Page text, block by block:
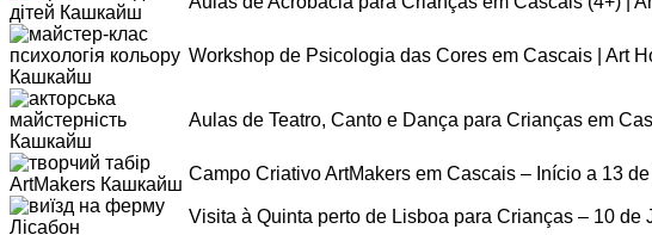
Workshop de Psicologia das Cores em Cascais | Art
Aulas de Teatro, Canto e Dança para Crianças em
Campo Criativo ArtMakers em Cascais – Início a 13
Visita à Quinta perto de Lisboa para Crianças – 10 de